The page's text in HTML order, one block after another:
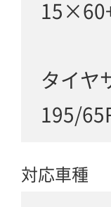
タイヤ
195/
対応車種